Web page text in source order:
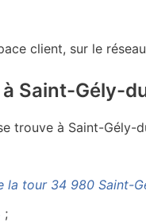
client, sur le
Saint-Gély-
trouve à Saint-
la tour 34 980 Saint-
;